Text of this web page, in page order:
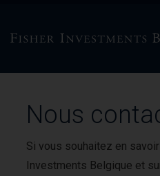
Nous
Si vous souhaitez en
Investments Belgique et